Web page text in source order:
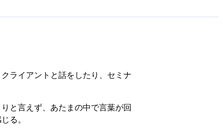
ライアントと話をしたり、セミナ
と言えず、あたまの中で言葉が回
る。